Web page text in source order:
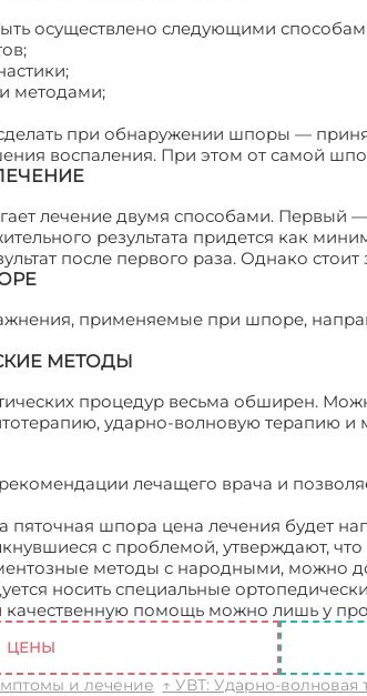
осуществлено следующими
методами;
при обнаружении шпоры —
воспаления. При этом от самой
лечение двумя способами. Первый
результата придется как
после первого раза. Однако
применяемые при шпоре,
МЕТОДЫ
процедур весьма обширен.
ударно-волновую терапию и
лечащего врача и
пяточная шпора цена лечения будет
с проблемой, утверждают,
методы с народными, можно
носить специальные
качественную помощь можно лишь у
ЦЕНЫ
и лечение ↑ УВТ: Ударно-волновая